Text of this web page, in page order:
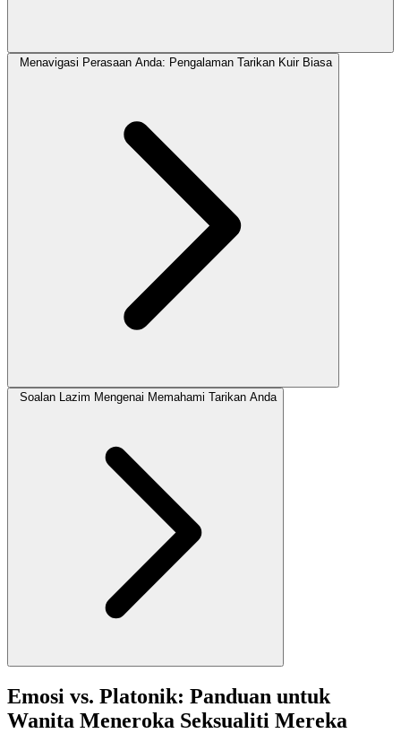
Menavigasi Perasaan Anda: Pengalaman Tarikan Kuir Biasa
Soalan Lazim Mengenai Memahami Tarikan Anda
Emosi vs. Platonik: Panduan untuk
Wanita Meneroka Seksualiti Mereka